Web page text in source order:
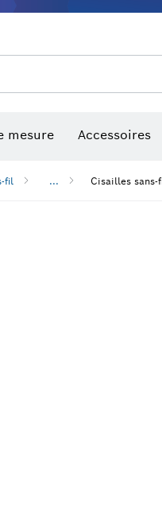
mesure Accessoires
fil ... Cisailles sans-